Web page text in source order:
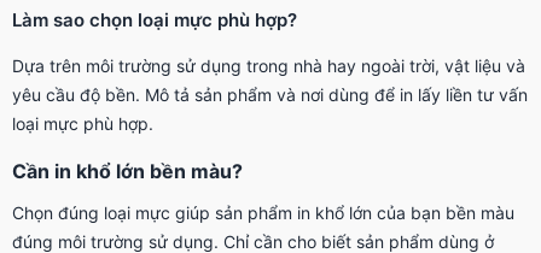
Làm sao chọn loại mực phù hợp?
Dựa trên môi trường sử dụng trong nhà hay ngoài trời, vật liệu và
yêu cầu độ bền. Mô tả sản phẩm và nơi dùng để in lấy liền tư vấn
loại mực phù hợp.
Cần in khổ lớn bền màu?
Chọn đúng loại mực giúp sản phẩm in khổ lớn của bạn bền màu
đúng môi trường sử dụng. Chỉ cần cho biết sản phẩm dùng ở